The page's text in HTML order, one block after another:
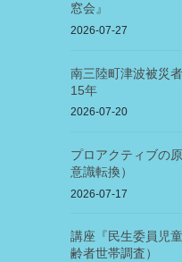
窓会』
2026-07-27
南三陸町津波被災
15年
2026-07-20
プロアクティブの
意識転換）
2026-07-17
講座『民生委員児
齢者世帯調査）